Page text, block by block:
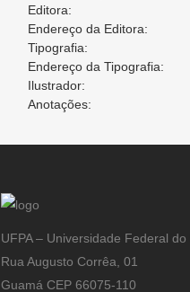
Editora:
Endereço da Editora:
Tipografia:
Endereço da Tipografia:
Ilustrador:
Anotações:
UFPA – Universidade Federal do
Rua Augusto Corrêa, 01
Guamá CEP 66075-110